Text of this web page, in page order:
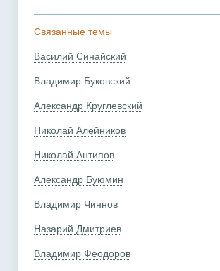
Связанные темы
Василий Синайский
Владимир Буковский
Александр Круглевский
Николай Алейников
Николай Антипов
Александр Буюмин
Владимир Чиннов
Назарий Дмитриев
Владимир Феодоров